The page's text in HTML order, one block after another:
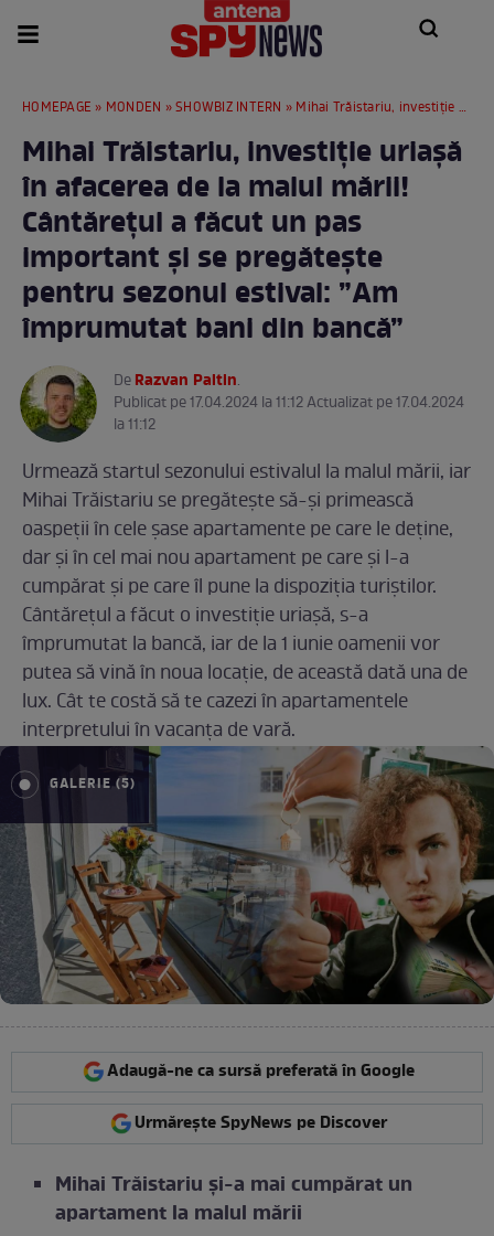
HOMEPAGE » MONDEN »SHOWBIZ INTERN » Mihai Trăistariu, investiție uriașă în afacerea de la malul mării! Cântărețul a făcut un pas important și se pregătește pentru sezonul estival: ”Am împrumutat bani din bancă”
Mihai Trăistariu, investiție uriașă
în afacerea de la malul mării!
Cântărețul a făcut un pas
important și se pregătește
pentru sezonul estival: ”Am
împrumutat bani din bancă”
DeRazvan Paltin.
Publicat pe 17.04.2024 la 11:12 Actualizat pe 17.04.2024
la 11:12
Urmează startul sezonului estivalul la malul mării, iar
Mihai Trăistariu se pregătește să-și primească
oaspeții în cele șase apartamente pe care le deține,
dar și în cel mai nou apartament pe care și l-a
cumpărat și pe care îl pune la dispoziția turiștilor.
Cântărețul a făcut o investiție uriașă, s-a
împrumutat la bancă, iar de la 1 iunie oamenii vor
putea să vină în noua locație, de această dată una de
lux. Cât te costă să te cazezi în apartamentele
interpretului în vacanța de vară.
GALERIE (5)
Adaugă-ne ca sursă preferată în Google
Urmărește SpyNews pe Discover
Mihai Trăistariu și-a mai cumpărat un
apartament la malul mării